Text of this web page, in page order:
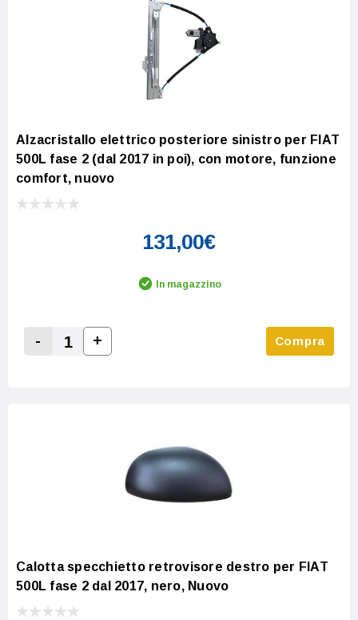
Alzacristallo elettrico posteriore sinistro per FIAT
500L fase 2 (dal 2017 in poi), con motore, funzione
comfort, nuovo
131,00€
In magazzino
Decrease Quantity:
-
Increase Quantity:
+ Compra
Calotta specchietto retrovisore destro per FIAT
500L fase 2 dal 2017, nero, Nuovo